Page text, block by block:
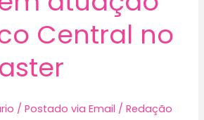
Central no
/Postado via Email /Redação